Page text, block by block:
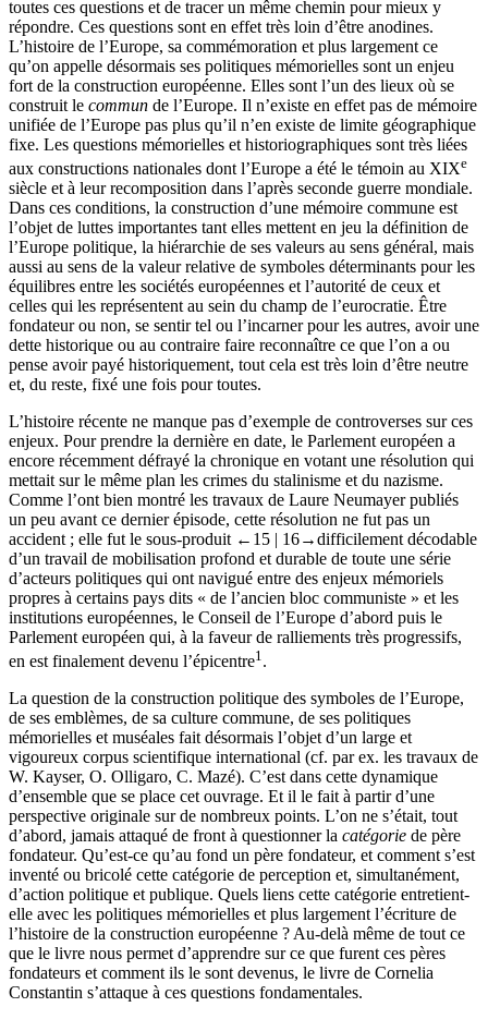
toutes ces questions et de tracer un même chemin pour mieux y
répondre. Ces questions sont en effet très loin d’être anodines.
L’histoire de l’Europe, sa commémoration et plus largement ce
qu’on appelle désormais ses politiques mémorielles sont un enjeu
fort de la construction européenne. Elles sont l’un des lieux où se
construit le commun de l’Europe. Il n’existe en effet pas de mémoire
unifiée de l’Europe pas plus qu’il n’en existe de limite géographique
fixe. Les questions mémorielles et historiographiques sont très liées
aux constructions nationales dont l’Europe a été le témoin au XIXe
siècle et à leur recomposition dans l’après seconde guerre mondiale.
Dans ces conditions, la construction d’une mémoire commune est
l’objet de luttes importantes tant elles mettent en jeu la définition de
l’Europe politique, la hiérarchie de ses valeurs au sens général, mais
aussi au sens de la valeur relative de symboles déterminants pour les
équilibres entre les sociétés européennes et l’autorité de ceux et
celles qui les représentent au sein du champ de l’eurocratie. Être
fondateur ou non, se sentir tel ou l’incarner pour les autres, avoir une
dette historique ou au contraire faire reconnaître ce que l’on a ou
pense avoir payé historiquement, tout cela est très loin d’être neutre
et, du reste, fixé une fois pour toutes.
L’histoire récente ne manque pas d’exemple de controverses sur ces
enjeux. Pour prendre la dernière en date, le Parlement européen a
encore récemment défrayé la chronique en votant une résolution qui
mettait sur le même plan les crimes du stalinisme et du nazisme.
Comme l’ont bien montré les travaux de Laure Neumayer publiés
un peu avant ce dernier épisode, cette résolution ne fut pas un
accident ; elle fut le sous-produit ←15 | 16→difficilement décodable
d’un travail de mobilisation profond et durable de toute une série
d’acteurs politiques qui ont navigué entre des enjeux mémoriels
propres à certains pays dits « de l’ancien bloc communiste » et les
institutions européennes, le Conseil de l’Europe d’abord puis le
Parlement européen qui, à la faveur de ralliements très progressifs,
en est finalement devenu l’épicentre1.
La question de la construction politique des symboles de l’Europe,
de ses emblèmes, de sa culture commune, de ses politiques
mémorielles et muséales fait désormais l’objet d’un large et
vigoureux corpus scientifique international (cf. par ex. les travaux de
W. Kayser, O. Olligaro, C. Mazé). C’est dans cette dynamique
d’ensemble que se place cet ouvrage. Et il le fait à partir d’une
perspective originale sur de nombreux points. L’on ne s’était, tout
d’abord, jamais attaqué de front à questionner la catégorie de père
fondateur. Qu’est-ce qu’au fond un père fondateur, et comment s’est
inventé ou bricolé cette catégorie de perception et, simultanément,
d’action politique et publique. Quels liens cette catégorie entretient-
elle avec les politiques mémorielles et plus largement l’écriture de
l’histoire de la construction européenne ? Au-delà même de tout ce
que le livre nous permet d’apprendre sur ce que furent ces pères
fondateurs et comment ils le sont devenus, le livre de Cornelia
Constantin s’attaque à ces questions fondamentales.